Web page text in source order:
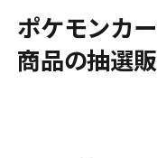
ポケモンカ
商品の抽選